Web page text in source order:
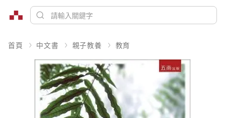
首頁 中文書 親子教養 教育